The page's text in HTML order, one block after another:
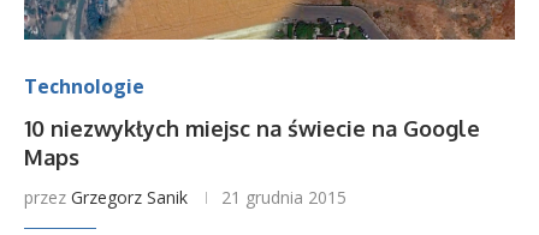
Technologie
10 niezwykłych miejsc na świecie na Google
Maps
przez Grzegorz Sanik 21 grudnia 2015